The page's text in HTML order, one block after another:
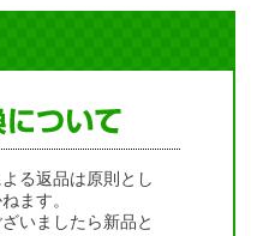
る返品は原則とし
ます。
いましたら新品と